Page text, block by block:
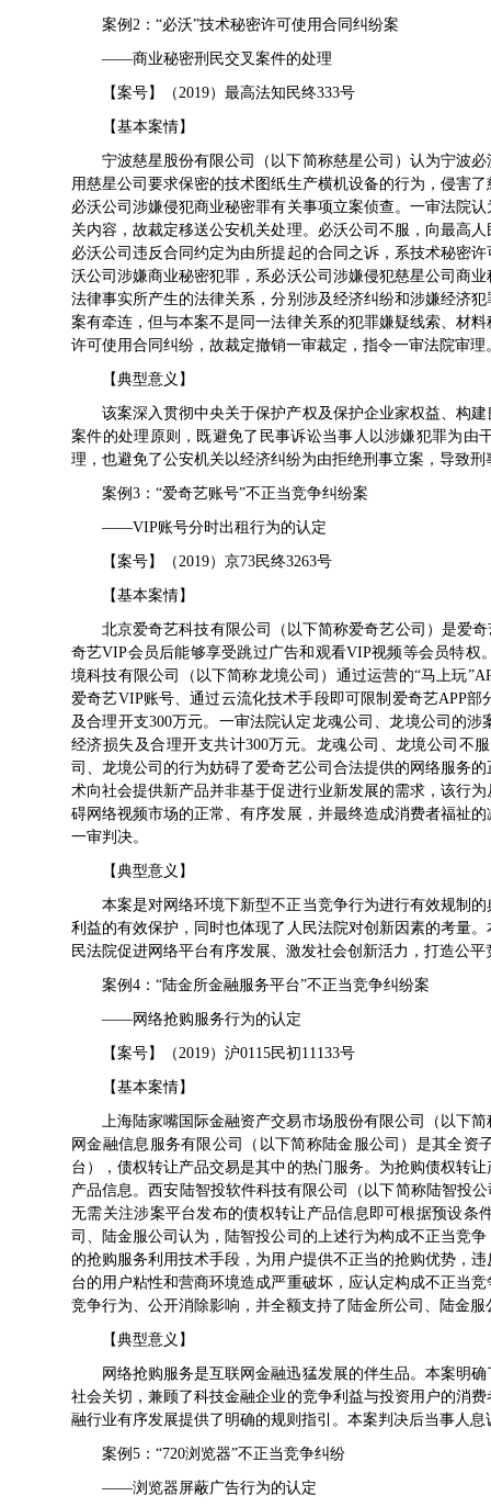
案例2：“必沃”技术秘密许可使用合同纠纷案
——商业秘密刑民交叉案件的处理
【案号】（2019）最高法知民终333号
【基本案情】
宁波慈星股份有限公司（以下简称慈星公司）认为宁波
用慈星公司要求保密的技术图纸生产横机设备的行为，侵害
必沃公司涉嫌侵犯商业秘密罪有关事项立案侦查。一审法院
关内容，故裁定移送公安机关处理。必沃公司不服，向最高
必沃公司违反合同约定为由所提起的合同之诉，系技术秘密
沃公司涉嫌商业秘密犯罪，系必沃公司涉嫌侵犯慈星公司商
法律事实所产生的法律关系，分别涉及经济纠纷和涉嫌经济
案有牵连，但与本案不是同一法律关系的犯罪嫌疑线索、材
许可使用合同纠纷，故裁定撤销一审裁定，指令一审法院审理
【典型意义】
该案深入贯彻中央关于保护产权及保护企业家权益、构
案件的处理原则，既避免了民事诉讼当事人以涉嫌犯罪为
理，也避免了公安机关以经济纠纷为由拒绝刑事立案，导致
案例3：“爱奇艺账号”不正当竞争纠纷案
——VIP账号分时出租行为的认定
【案号】（2019）京73民终3263号
【基本案情】
北京爱奇艺科技有限公司（以下简称爱奇艺公司）是爱
奇艺VIP会员后能够享受跳过广告和观看VIP视频等会员特
境科技有限公司（以下简称龙境公司）通过运营的“马上玩
爱奇艺VIP账号、通过云流化技术手段即可限制爱奇艺APP
及合理开支300万元。一审法院认定龙魂公司、龙境公司的
经济损失及合理开支共计300万元。龙魂公司、龙境公司不
司、龙境公司的行为妨碍了爱奇艺公司合法提供的网络服务
术向社会提供新产品并非基于促进行业新发展的需求，该行
碍网络视频市场的正常、有序发展，并最终造成消费者福祉
一审判决。
【典型意义】
本案是对网络环境下新型不正当竞争行为进行有效规制
利益的有效保护，同时也体现了人民法院对创新因素的考量
民法院促进网络平台有序发展、激发社会创新活力，打造公
案例4：“陆金所金融服务平台”不正当竞争纠纷案
——网络抢购服务行为的认定
【案号】（2019）沪0115民初11133号
【基本案情】
上海陆家嘴国际金融资产交易市场股份有限公司（以下
网金融信息服务有限公司（以下简称陆金服公司）是其全
台），债权转让产品交易是其中的热门服务。为抢购债权转
产品信息。西安陆智投软件科技有限公司（以下简称陆智投
无需关注涉案平台发布的债权转让产品信息即可根据预设
司、陆金服公司认为，陆智投公司的上述行为构成不正当竞
的抢购服务利用技术手段，为用户提供不正当的抢购优势，
台的用户粘性和营商环境造成严重破坏，应认定构成不正当
竞争行为、公开消除影响，并全额支持了陆金所公司、陆金服
【典型意义】
网络抢购服务是互联网金融迅猛发展的伴生品。本案明
社会关切，兼顾了科技金融企业的竞争利益与投资用户的消
融行业有序发展提供了明确的规则指引。本案判决后当事人
案例5：“720浏览器”不正当竞争纠纷
——浏览器屏蔽广告行为的认定